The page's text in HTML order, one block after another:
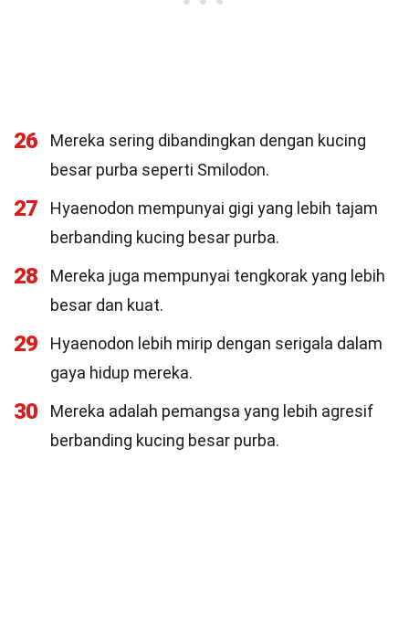
26
Mereka sering dibandingkan dengan kucing
besar purba seperti Smilodon.
27
Hyaenodon mempunyai gigi yang lebih tajam
berbanding kucing besar purba.
28
Mereka juga mempunyai tengkorak yang lebih
besar dan kuat.
29
Hyaenodon lebih mirip dengan serigala dalam
gaya hidup mereka.
30
Mereka adalah pemangsa yang lebih agresif
berbanding kucing besar purba.